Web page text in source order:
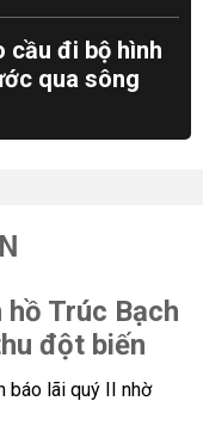
cầu đi bộ hình
qua sông
hồ Trúc Bạch
đột biến